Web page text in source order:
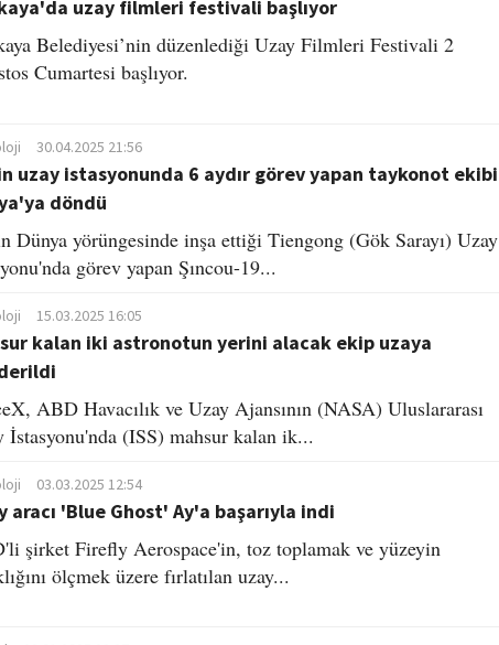
uzay filmleri festivali başlıyor
Belediyesi’nin düzenlediği Uzay Filmleri Festivali 2
Cumartesi başlıyor.
30.04.2025 21:56
uzay istasyonunda 6 aydır görev yapan taykonot ekibi
döndü
Dünya yörüngesinde inşa ettiği Tiengong (Gök Sarayı) Uzay
görev yapan Şıncou-19...
15.03.2025 16:05
kalan iki astronotun yerini alacak ekip uzaya
ABD Havacılık ve Uzay Ajansının (NASA) Uluslararası
İstasyonu'nda (ISS) mahsur kalan ik...
03.03.2025 12:54
aracı 'Blue Ghost' Ay'a başarıyla indi
şirket Firefly Aerospace'in, toz toplamak ve yüzeyin
ölçmek üzere fırlatılan uzay...